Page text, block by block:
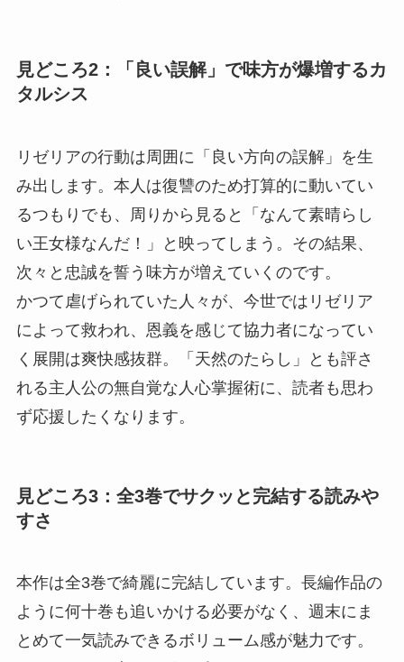
見どころ2：「良い誤解」で味方が爆増するカ
タルシス
リゼリアの行動は周囲に「良い方向の誤解」を生
み出します。本人は復讐のため打算的に動いてい
るつもりでも、周りから見ると「なんて素晴らし
い王女様なんだ！」と映ってしまう。その結果、
次々と忠誠を誓う味方が増えていくのです。
かつて虐げられていた人々が、今世ではリゼリア
によって救われ、恩義を感じて協力者になってい
く展開は爽快感抜群。「天然のたらし」とも評さ
れる主人公の無自覚な人心掌握術に、読者も思わ
ず応援したくなります。
見どころ3：全3巻でサクッと完結する読みや
すさ
本作は全3巻で綺麗に完結しています。長編作品の
ように何十巻も追いかける必要がなく、週末にま
とめて一気読みできるボリューム感が魅力です。